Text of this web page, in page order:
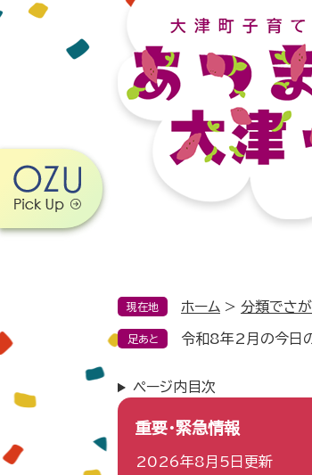
ペ
メ
て
現在地 ホーム > 分類でさ
足あと 令和8年2月の今日
ページ内目次
重要・緊急情報
2026年8月5日更新